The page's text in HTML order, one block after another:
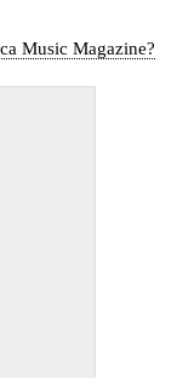
Music Magazine?